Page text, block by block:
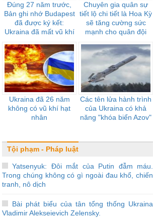
Đúng 27 năm trước,
Bản ghi nhớ Budapest
đã được ký kết:
Ukraina đã mất vũ khí
Chuyên gia quân sự
tiết lộ chi tiết là Hoa Kỳ
sẽ tăng cường sức
mạnh cho quân đội
lửa “Stingers”,
“Javelins” và trực
thăng Mi-17
Ukraina đã 26 năm
không có vũ khí hạt
nhân
Các tên lửa hành trình
của Ukraina có khả
năng "khóa biển Azov"
Tội phạm - Pháp luật
Yatsenyuk: Đôi mắt của Putin đẫm máu.
Trong chúng không có gì ngoài đau khổ, chiến
tranh, nô dịch
Bài phát biểu của tân tổng thống Ukraina
Vladimir Alekseievich Zelensky.